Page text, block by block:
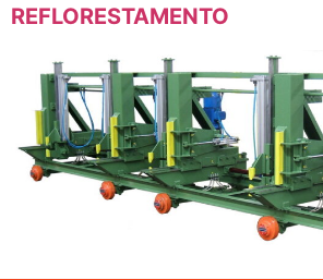
REFLORESTAMENTO